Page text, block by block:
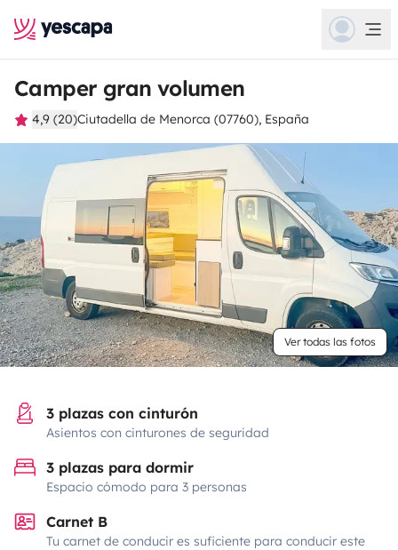
Camper gran volumen
4,9 (20)Ciutadella de Menorca (07760), España
Ver todas las fotos
3 plazas con cinturón
Asientos con cinturones de seguridad
3 plazas para dormir
Espacio cómodo para 3 personas
Carnet B
Tu carnet de conducir es suficiente para conducir este